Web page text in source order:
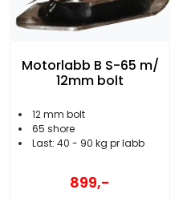
Motorlabb B S-65 m/
12mm bolt
12 mm bolt
65 shore
Last: 40 - 90 kg pr labb
899,-